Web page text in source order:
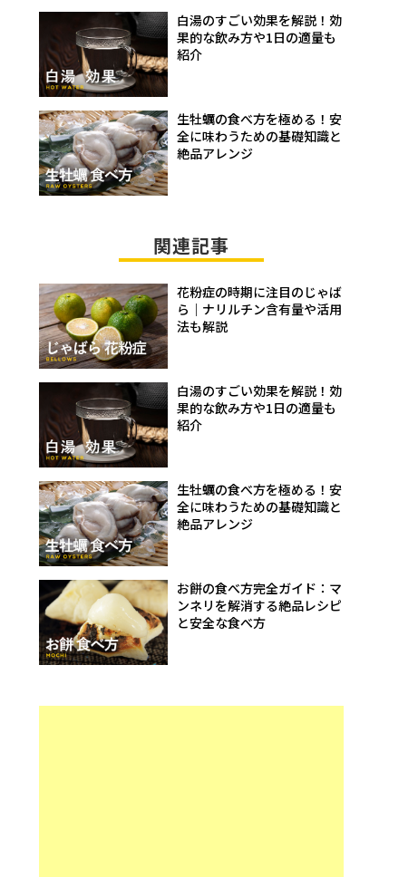
白湯のすごい効果を解説！効
果的な飲み方や1日の適量も
紹介
生牡蠣の食べ方を極める！安
全に味わうための基礎知識と
絶品アレンジ
関連記事
花粉症の時期に注目のじゃば
ら｜ナリルチン含有量や活用
法も解説
白湯のすごい効果を解説！効
果的な飲み方や1日の適量も
紹介
生牡蠣の食べ方を極める！安
全に味わうための基礎知識と
絶品アレンジ
お餅の食べ方完全ガイド：マ
ンネリを解消する絶品レシピ
と安全な食べ方